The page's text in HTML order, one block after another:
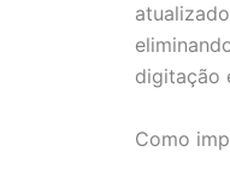
digitação
Como